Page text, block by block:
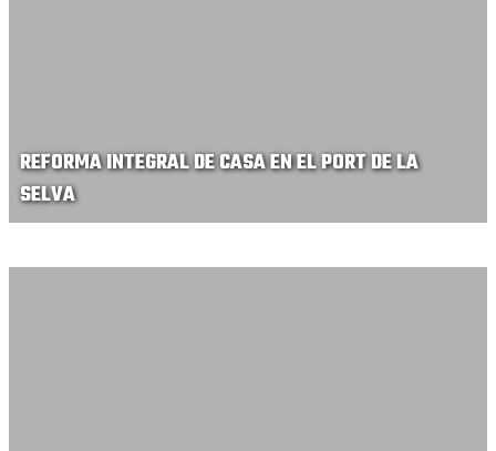
REFORMA INTEGRAL DE CASA EN EL PORT DE LA
SELVA